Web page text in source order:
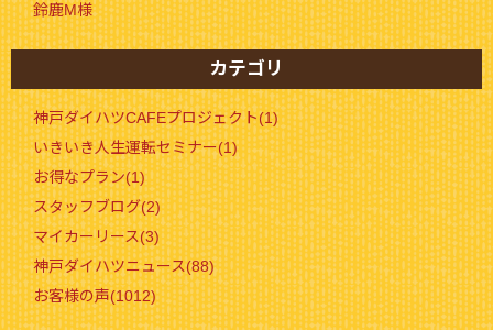
鈴鹿M様
カテゴリ
神戸ダイハツCAFEプロジェクト(1)
いきいき人生運転セミナー(1)
お得なプラン(1)
スタッフブログ(2)
マイカーリース(3)
神戸ダイハツニュース(88)
お客様の声(1012)